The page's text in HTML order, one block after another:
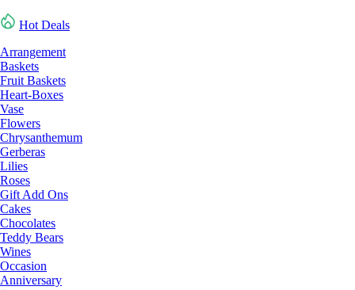
Hot Deals
Arrangement
Baskets
Fruit Baskets
Heart-Boxes
Vase
Flowers
Chrysanthemum
Gerberas
Lilies
Roses
Gift Add Ons
Cakes
Chocolates
Teddy Bears
Wines
Occasion
Anniversary